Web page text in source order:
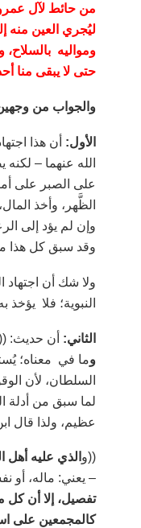
من حائط لآل
ليُجري العين منه
ومواليه بالسلاح،
حتى لا يبقى منا
والجواب من
الأول: أن هذا
الله عنهما – لكنه
على الصبر على
الظَّهر، وأخذ
وإن لم يؤد إلى
وقد سبق كل هذا
ولا شك أن اجتهاد
النبوية؛ فلا يؤخذ
الثاني: أن حديث:
وما في معناه؛
السلطان، لأن
لما سبق من
عظيم، ولذا قال
((و الذي عليه أهل
– يعني: ماله، أو
تفصيل، إلا أن
كالمجمعين على